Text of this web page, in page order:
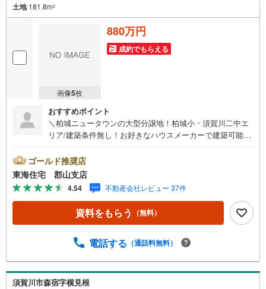
土地181.8m2
画像5枚
880万円
成約でもらえる
おすすめポイント
＼柏城ニュータウンの大型分譲地！柏城小・須賀川二中エ
リア/建築条件無し！お好きなハウスメーカーで建築可能！
好！この機会に是非お問い合わせください。
ゴールド推奨店
東海住宅 郡山支店
4.54 不動産会社レビュー 37件
資料をもらう （無料）
電話する （通話料無料）
須賀川市森宿字横見根